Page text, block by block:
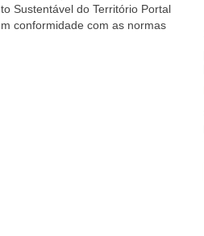
Sustentável do Território Portal
conformidade com as normas